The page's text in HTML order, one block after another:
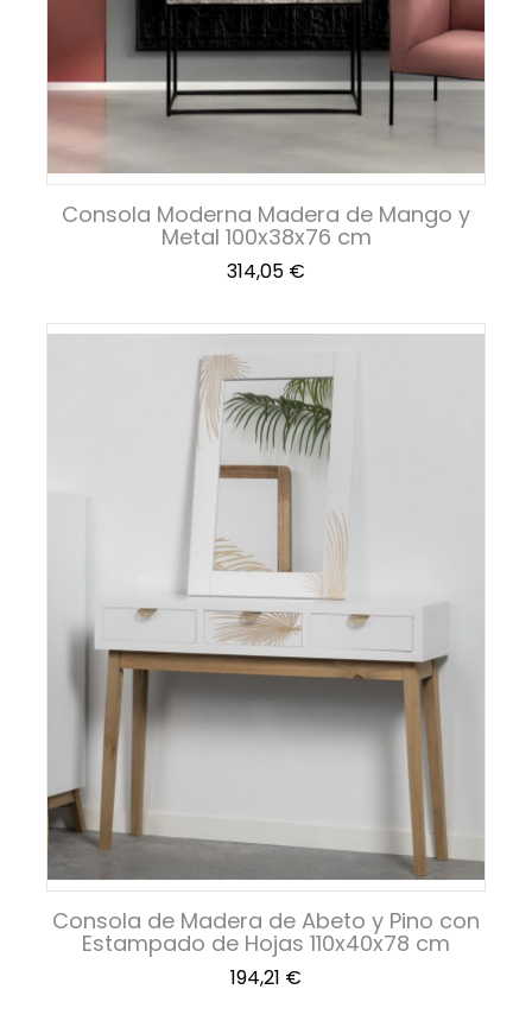
Consola Moderna Madera de Mango y
Metal 100x38x76 cm
Precio
314,05 €
Consola de Madera de Abeto y Pino con
Estampado de Hojas 110x40x78 cm
Precio
194,21 €